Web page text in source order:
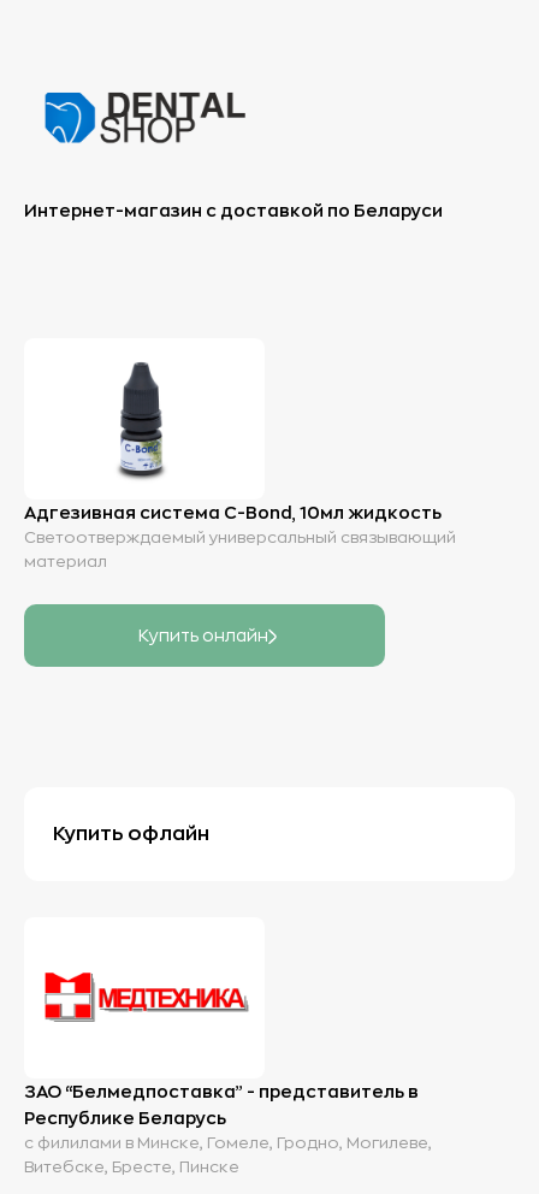
Интернет-магазин с доставкой по Беларуси
Адгезивная система C-Bond, 10мл жидкость
Светоотверждаемый универсальный связывающий
материал
Купить онлайн
Купить офлайн
ЗАО “Белмедпоставка” - представитель в
Республике Беларусь
с филилами в Минске, Гомеле, Гродно, Могилеве,
Витебске, Бресте, Пинске